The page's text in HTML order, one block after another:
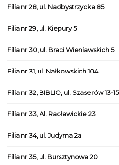
Filia nr 28, ul. Nadbystrzycka 85
Filia nr 29, ul. Kiepury 5
Filia nr 30, ul. Braci Wieniawskich 5
Filia nr 31, ul. Nałkowskich 104
Filia nr 32, BIBLIO, ul. Szaserów 13-15
Filia nr 33, Al. Racławickie 23
Filia nr 34, ul. Judyma 2a
Filia nr 35, ul. Bursztynowa 20